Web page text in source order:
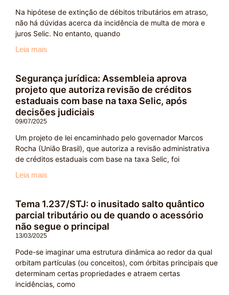
Na hipótese de extinção de débitos tributários em atraso,
não há dúvidas acerca da incidência de multa de mora e
juros Selic. No entanto, quando
Leia mais
Segurança jurídica: Assembleia aprova
projeto que autoriza revisão de créditos
estaduais com base na taxa Selic, após
decisões judiciais
09/07/2025
Um projeto de lei encaminhado pelo governador Marcos
Rocha (União Brasil), que autoriza a revisão administrativa
de créditos estaduais com base na taxa Selic, foi
Leia mais
Tema 1.237/STJ: o inusitado salto quântico
parcial tributário ou de quando o acessório
não segue o principal
13/03/2025
Pode-se imaginar uma estrutura dinâmica ao redor da qual
orbitam partículas (ou conceitos), com órbitas principais que
determinam certas propriedades e atraem certas
incidências, como